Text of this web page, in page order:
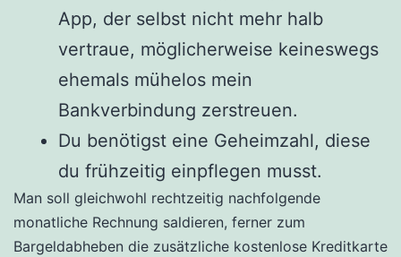
App, der selbst nicht mehr halb
vertraue, möglicherweise keineswegs
ehemals mühelos mein
Bankverbindung zerstreuen.
Du benötigst eine Geheimzahl, diese
du frühzeitig einpflegen musst.
Man soll gleichwohl rechtzeitig nachfolgende
monatliche Rechnung saldieren, ferner zum
Bargeldabheben die zusätzliche kostenlose Kreditkarte